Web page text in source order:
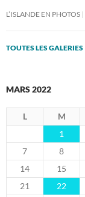
L’ISLANDE EN PHOTOS
TOUTES LES GALERIES
MARS 2022
L M
1
7
8
14
15
21
22